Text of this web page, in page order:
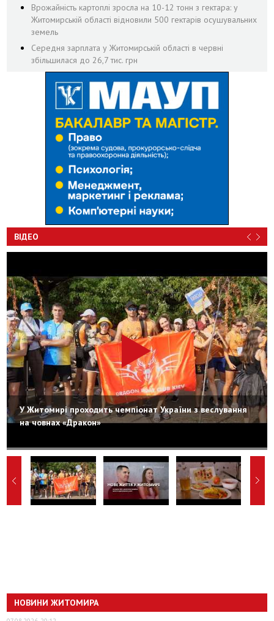
Врожайність картоплі зросла на 10-12 тонн з гектара: у
Житомирській області відновили 500 гектарів осушувальних
земель
Середня зарплата у Житомирській області в червні
збільшилася до 26,7 тис. грн
ВІДЕО
У Житомирі проходить чемпіонат України з веслування
на човнах «Дракон»
НОВИНИ ЖИТОМИРА